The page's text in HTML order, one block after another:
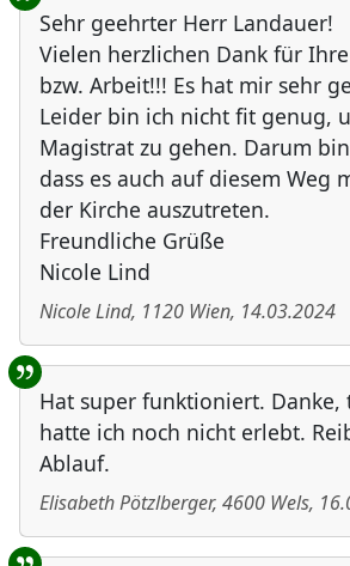
Sehr geehrter Herr Landauer!
Vielen herzlichen Dank für
bzw. Arbeit!!! Es hat mir sehr
Leider bin ich nicht fit genug,
Magistrat zu gehen. Darum
dass es auch auf diesem Weg
der Kirche auszutreten.
Freundliche Grüße
Nicole Lind
Nicole Lind, 1120 Wien, 14.03.2024
Hat super funktioniert. Danke,
hatte ich noch nicht erlebt.
Ablauf.
Elisabeth Pötzlberger, 4600 Wels,